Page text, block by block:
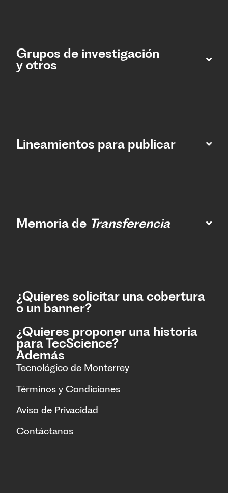
Grupos de investigación
y otros
Lineamientos para publicar
Memoria de Transferencia
¿Quieres solicitar una cobertura
o un banner?
¿Quieres proponer una historia
para TecScience?
Además
Tecnológico de Monterrey
Términos y Condiciones
Aviso de Privacidad
Contáctanos